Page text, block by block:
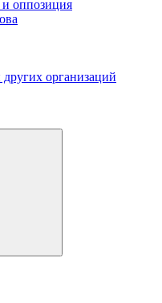
оппозиция
организаций